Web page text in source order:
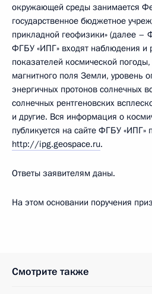
окружающей среды занимается
государственное бюджетное
прикладной геофизики» (далее –
ФГБУ «ИПГ» входят наблюдения и
показателей космической
магнитного поля Земли, уровень
энергичных протонов солнечных
солнечных рентгеновских
и другие. Вся информация о
публикуется на сайте ФГБУ «ИПГ»
http://ipg.geospace.ru.
Ответы заявителям даны.
На этом основании поручения
Смотрите также